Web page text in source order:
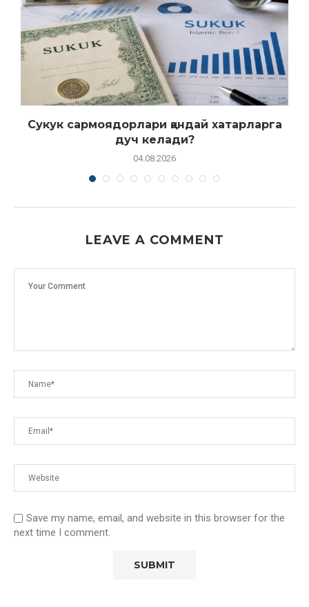
Сукук сармоядорлари қандай хатарларга
дуч келади?
04.08.2026
LEAVE A COMMENT
Save my name, email, and website in this browser for the
next time I comment.